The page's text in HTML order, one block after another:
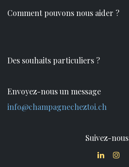
Comment pouvons nous aider ?
Des souhaits particuliers ?
Envoyez-nous un message
info@champagnecheztoi.ch
Suivez-nous